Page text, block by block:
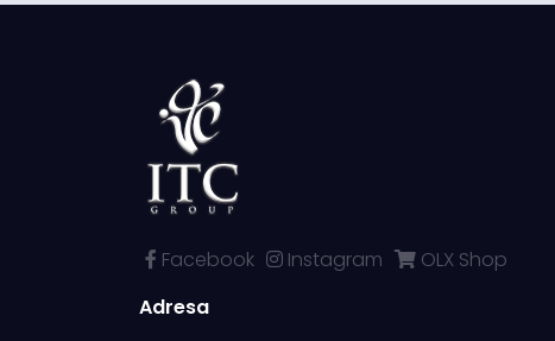
Facebook Instagram
OLX Shop
Adresa